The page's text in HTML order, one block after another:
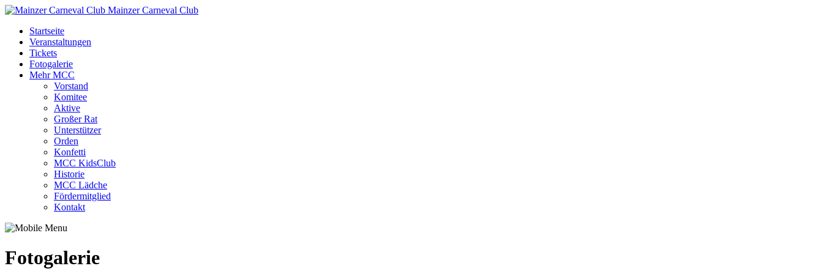
Mainzer Carneval Club
Startseite
Veranstaltungen
Tickets
Fotogalerie
Mehr MCC
Vorstand
Komitee
Aktive
Großer Rat
Unterstützer
Orden
Konfetti
MCC KidsClub
Historie
MCC Lädche
Fördermitglied
Kontakt
Fotogalerie